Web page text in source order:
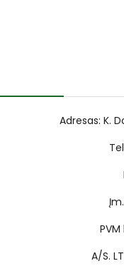
Adresas: K.
A/S.